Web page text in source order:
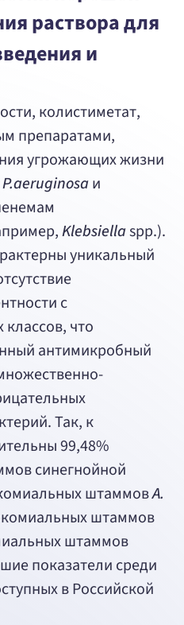
раствора для
и
колистиметат,
препаратами,
угрожающих жизни
P.aeruginosaи
Klebsiellaspp.).
уникальный
с
что
антимикробный
Так, к
99,48%
синегнойной
штаммовA.
штаммов
штаммов
показатели среди
в Российской